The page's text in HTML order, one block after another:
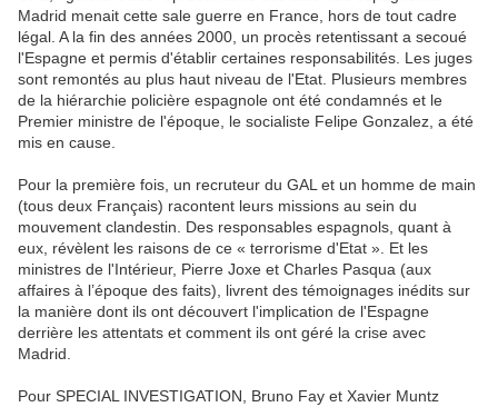
Madrid menait cette sale guerre en France, hors de tout cadre
légal. A la fin des années 2000, un procès retentissant a secoué
l'Espagne et permis d'établir certaines responsabilités. Les juges
sont remontés au plus haut niveau de l'Etat. Plusieurs membres
de la hiérarchie policière espagnole ont été condamnés et le
Premier ministre de l'époque, le socialiste Felipe Gonzalez, a été
mis en cause.
Pour la première fois, un recruteur du GAL et un homme de main
(tous deux Français) racontent leurs missions au sein du
mouvement clandestin. Des responsables espagnols, quant à
eux, révèlent les raisons de ce « terrorisme d'Etat ». Et les
ministres de l'Intérieur, Pierre Joxe et Charles Pasqua (aux
affaires à l’époque des faits), livrent des témoignages inédits sur
la manière dont ils ont découvert l'implication de l'Espagne
derrière les attentats et comment ils ont géré la crise avec
Madrid.
Pour SPECIAL INVESTIGATION, Bruno Fay et Xavier Muntz